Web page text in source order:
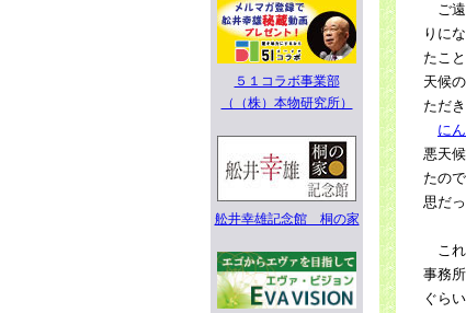
５１コラボ事業部
（（株）本物研究所）
舩井幸雄記念館 桐の家
ご遠
りに
たこ
天候
ただ
に
悪天
たの
思だ
これ
事務
ぐら